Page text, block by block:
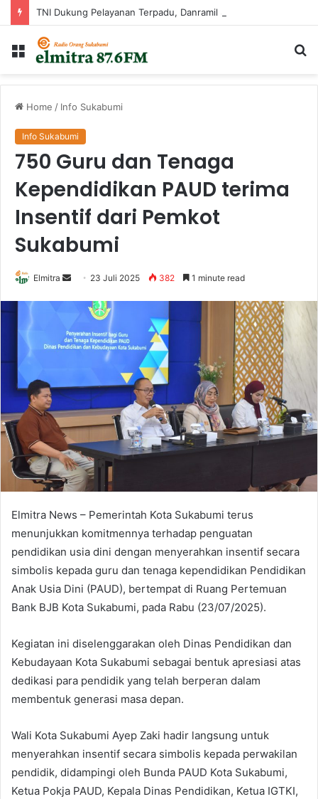
Menu
Home / Info Sukabumi
Info Sukabumi
750 Guru dan Tenaga
Kependidikan PAUD terima
Insentif dari Pemkot
Sukabumi
Elmitra
Send
email
23 Juli 2025 382 1 minute read
Elmitra News – Pemerintah Kota Sukabumi terus
menunjukkan komitmennya terhadap penguatan
pendidikan usia dini dengan menyerahkan insentif secara
simbolis kepada guru dan tenaga kependidikan Pendidikan
Anak Usia Dini (PAUD), bertempat di Ruang Pertemuan
Bank BJB Kota Sukabumi, pada Rabu (23/07/2025).
Kegiatan ini diselenggarakan oleh Dinas Pendidikan dan
Kebudayaan Kota Sukabumi sebagai bentuk apresiasi atas
dedikasi para pendidik yang telah berperan dalam
membentuk generasi masa depan.
Wali Kota Sukabumi Ayep Zaki hadir langsung untuk
menyerahkan insentif secara simbolis kepada perwakilan
pendidik, didampingi oleh Bunda PAUD Kota Sukabumi,
Ketua Pokja PAUD, Kepala Dinas Pendidikan, Ketua IGTKI,